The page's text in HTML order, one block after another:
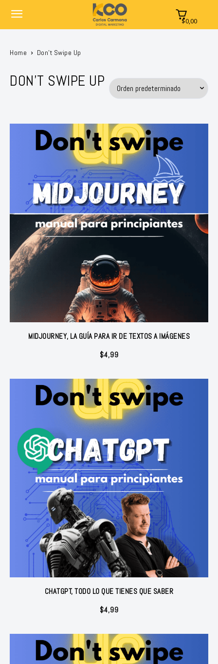
$0,00
Home Don't Swipe Up
DON'T SWIPE UP
MIDJOURNEY, LA GUÍA PARA IR DE TEXTOS A IMÁGENES
$4,99
CHATGPT, TODO LO QUE TIENES QUE SABER
$4,99